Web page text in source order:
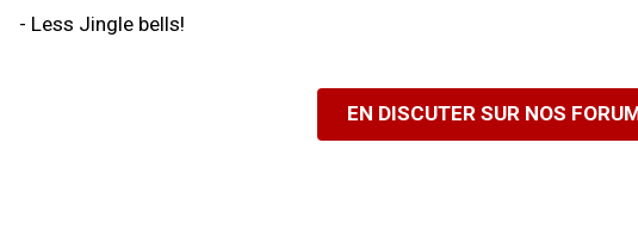
- Less Jingle bells!
EN DISCUTER SUR NOS